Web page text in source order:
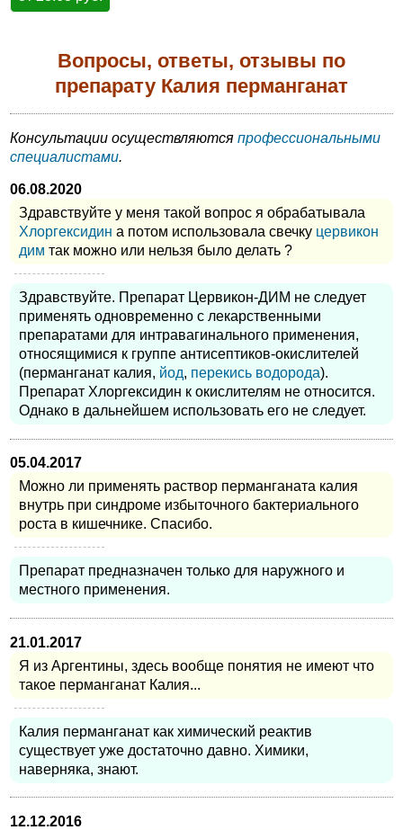
Вопросы, ответы, отзывы по
препарату Калия перманганат
Консультации осуществляются профессиональными
специалистами.
06.08.2020
Здравствуйте у меня такой вопрос я обрабатывала
Хлоргексидин а потом использовала свечку цервикон
дим так можно или нельзя было делать ?
Здравствуйте. Препарат Цервикон-ДИМ не следует
применять одновременно с лекарственными
препаратами для интравагинального применения,
относящимися к группе антисептиков-окислителей
(перманганат калия, йод, перекись водорода).
Препарат Хлоргексидин к окислителям не относится.
Однако в дальнейшем использовать его не следует.
05.04.2017
Можно ли применять раствор перманганата калия
внутрь при синдроме избыточного бактериального
роста в кишечнике. Спасибо.
Препарат предназначен только для наружного и
местного применения.
21.01.2017
Я из Аргентины, здесь вообще понятия не имеют что
такое перманганат Калия...
Калия перманганат как химический реактив
существует уже достаточно давно. Химики,
наверняка, знают.
12.12.2016